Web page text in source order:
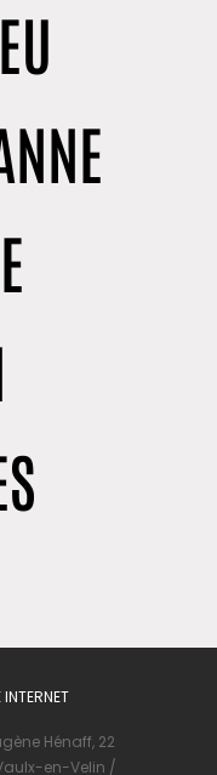
Hénaff, 22
en-Velin /